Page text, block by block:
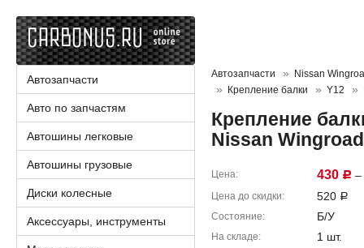
Автозапчасти
Nissan
Крепление балки
Y12
Крепление
Nissan
Цена 430 Р –
Цена до скидки 520 Р
Состояние Б/У
На складе 1 шт.
Автозапчасти
Авто по запчастям
Автошины легковые
Автошины грузовые
Диски колесные
Аксессуары, инструменты